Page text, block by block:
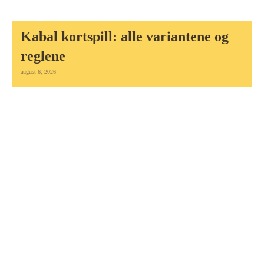
Kabal kortspill: alle variantene og
reglene
august 6, 2026